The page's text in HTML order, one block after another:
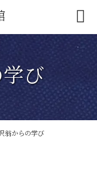

び
翁からの学び